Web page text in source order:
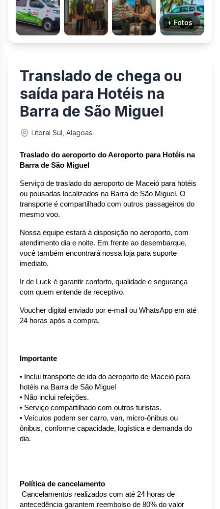
+ Fotos
Translado de chega ou
saída para Hotéis na
Barra de São Miguel
Litoral Sul, Alagoas
Traslado do aeroporto do Aeroporto para Hotéis na
Barra de São Miguel
Serviço de traslado do aeroporto de Maceió para hotéis
ou pousadas localizados na Barra de São Miguel. O
transporte é compartilhado com outros passageiros do
mesmo voo.
Nossa equipe estará à disposição no aeroporto, com
atendimento dia e noite. Em frente ao desembarque,
você também encontrará nossa loja para suporte
imediato.
Ir de Luck é garantir conforto, qualidade e segurança
com quem entende de receptivo.
Voucher digital enviado por e-mail ou WhatsApp em até
24 horas após a compra.
Importante
• Inclui transporte de ida do aeroporto de Maceió para
hotéis na Barra de São Miguel
• Não inclui refeições.
• Serviço compartilhado com outros turistas.
• Veículos podem ser carro, van, micro-ônibus ou
ônibus, conforme capacidade, logística e demanda do
dia.
Política de cancelamento
antecedência garantem reembolso de 80% do valor